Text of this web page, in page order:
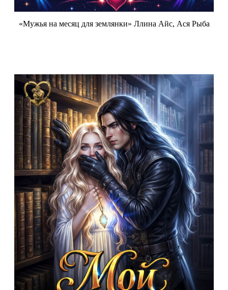
«Мужья на месяц для землянки» Ллина Айс, Ася Рыба